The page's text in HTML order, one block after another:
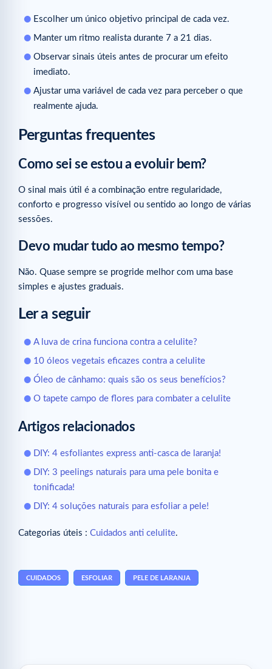
Escolher um único objetivo principal de cada vez.
Manter um ritmo realista durante 7 a 21 dias.
Observar sinais úteis antes de procurar um efeito
imediato.
Ajustar uma variável de cada vez para perceber o que
realmente ajuda.
Perguntas frequentes
Como sei se estou a evoluir bem?
O sinal mais útil é a combinação entre regularidade,
conforto e progresso visível ou sentido ao longo de várias
sessões.
Devo mudar tudo ao mesmo tempo?
Não. Quase sempre se progride melhor com uma base
simples e ajustes graduais.
Ler a seguir
A luva de crina funciona contra a celulite?
10 óleos vegetais eficazes contra a celulite
Óleo de cânhamo: quais são os seus benefícios?
O tapete campo de flores para combater a celulite
Artigos relacionados
DIY: 4 esfoliantes express anti-casca de laranja!
DIY: 3 peelings naturais para uma pele bonita e
tonificada!
DIY: 4 soluções naturais para esfoliar a pele!
Categorias úteis : Cuidados anti celulite.
CUIDADOS ESFOLIAR PELE DE LARANJA